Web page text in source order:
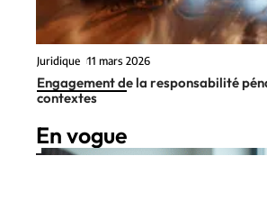
Juridique 11 mars 2026
Engagement de la responsabilité
contextes
En vogue